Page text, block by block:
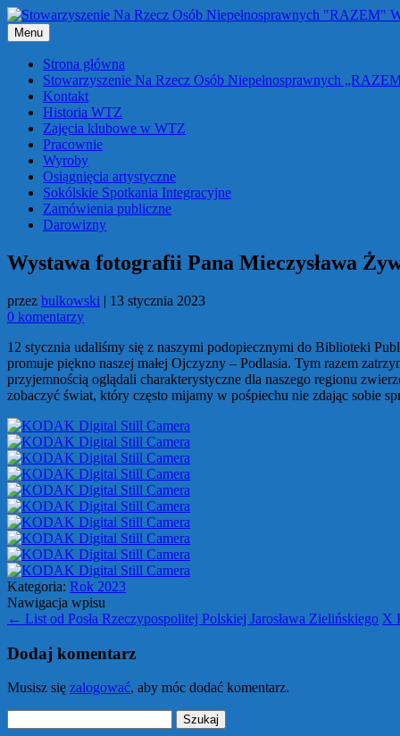
Przejdź
do
treści
Menu
Strona główna
Stowarzyszenie Na Rzecz Osób Niepełnosprawnych
Kontakt
Historia WTZ
Zajęcia klubowe w WTZ
Pracownie
Wyroby
Osiągnięcia artystyczne
Sokólskie Spotkania Integracyjne
Zamówienia publiczne
Darowizny
Wystawa fotografii Pana Mieczysława
przez bulkowski | 13 stycznia 2023
0 komentarzy
12 stycznia udaliśmy się z naszymi podopiecznymi do Biblioteki
promuje piękno naszej małej Ojczyzny – Podlasia. Tym razem
przyjemnością oglądali charakterystyczne dla naszego regionu
zobaczyć świat, który często mijamy w pośpiechu nie zdając sobie
Kategoria: Rok 2023
Nawigacja wpisu
← List od Posła Rzeczypospolitej Polskiej Jarosława Zielińskiego X
Dodaj komentarz
Musisz się zalogować, aby móc dodać komentarz.